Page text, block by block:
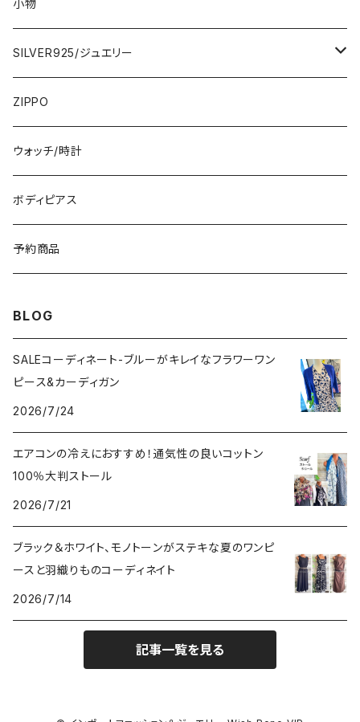
3000円
5000円
7000円
ひざ・ミディ
トップス・カーディガン・アウター
カーディガン
イタリア製ジャケット
スカート・パンツ
大判ストール・ロングスカーフ
小さめスカーフ
コットンストール・スカーフ
冬物・マフラー
小物
SILVER925/ジュエリー
指輪・リング
ネックレス・ペンダントトップ
ピアス・イヤリング
ブレスレット・バングル
ZIPPO
ウォッチ/時計
ボディピアス
予約商品
BLOG
SALEコーディネート-ブルーがキレイなフラワーワン
ピース&カーディガン
2026/7/24
エアコンの冷えにおすすめ！通気性の良いコットン
100％大判ストール
2026/7/21
ブラック＆ホワイト、モノトーンがステキな夏のワンピ
ースと羽織りものコーディネイト
2026/7/14
記事一覧を見る